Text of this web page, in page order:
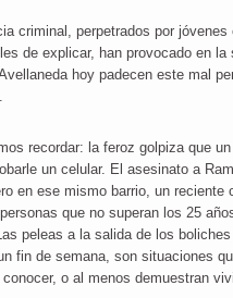
criminal, perpetrados por
de explicar, han provocado en
hoy padecen este mal
recordar: la feroz golpiza que
un celular. El asesinato a
en ese mismo barrio, un
que no superan los 25
peleas a la salida de los
fin de semana, son situaciones
o al menos demuestran